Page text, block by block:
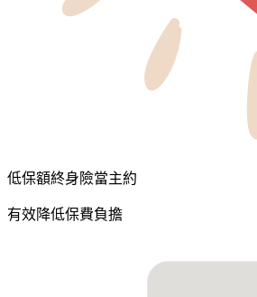
低保額終身險當主約
有效降低保費負擔